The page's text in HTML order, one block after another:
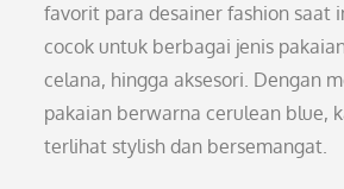
favorit para desainer fashion saat
cocok untuk berbagai jenis
celana, hingga aksesori. Dengan
pakaian berwarna cerulean blue,
terlihat stylish dan bersemangat.